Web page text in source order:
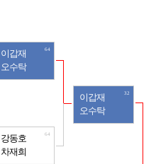
이갑재
오수탁
64
강동호
차재희
64
이갑재
오수탁
32